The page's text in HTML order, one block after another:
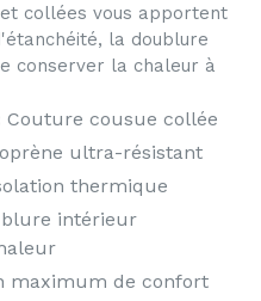
collées vous apportent
la doublure
conserver la chaleur à
Couture cousue collée
oprène ultra-résistant
thermique
intérieur
maximum de confort